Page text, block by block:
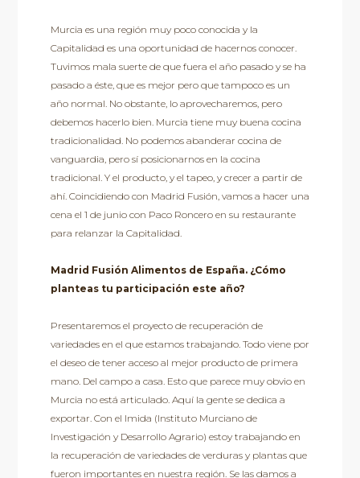
Murcia es una región muy poco conocida y la
Capitalidad es una oportunidad de hacernos conocer.
Tuvimos mala suerte de que fuera el año pasado y se ha
pasado a éste, que es mejor pero que tampoco es un
año normal. No obstante, lo aprovecharemos, pero
debemos hacerlo bien. Murcia tiene muy buena cocina
tradicionalidad. No podemos abanderar cocina de
vanguardia, pero sí posicionarnos en la cocina
tradicional. Y el producto, y el tapeo, y crecer a partir de
ahí. Coincidiendo con Madrid Fusión, vamos a hacer una
cena el 1 de junio con Paco Roncero en su restaurante
para relanzar la Capitalidad.
Madrid Fusión Alimentos de España. ¿Cómo
planteas tu participación este año?
Presentaremos el proyecto de recuperación de
variedades en el que estamos trabajando. Todo viene por
el deseo de tener acceso al mejor producto de primera
mano. Del campo a casa. Esto que parece muy obvio en
Murcia no está articulado. Aquí la gente se dedica a
exportar. Con el Imida (Instituto Murciano de
Investigación y Desarrollo Agrario) estoy trabajando en
la recuperación de variedades de verduras y plantas que
fueron importantes en nuestra región. Se las damos a